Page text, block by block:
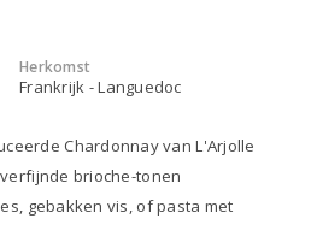
Herkomst
Frankrijk - Languedoc
Chardonnay van L'Arjolle
brioche-tonen
gebakken vis, of pasta met